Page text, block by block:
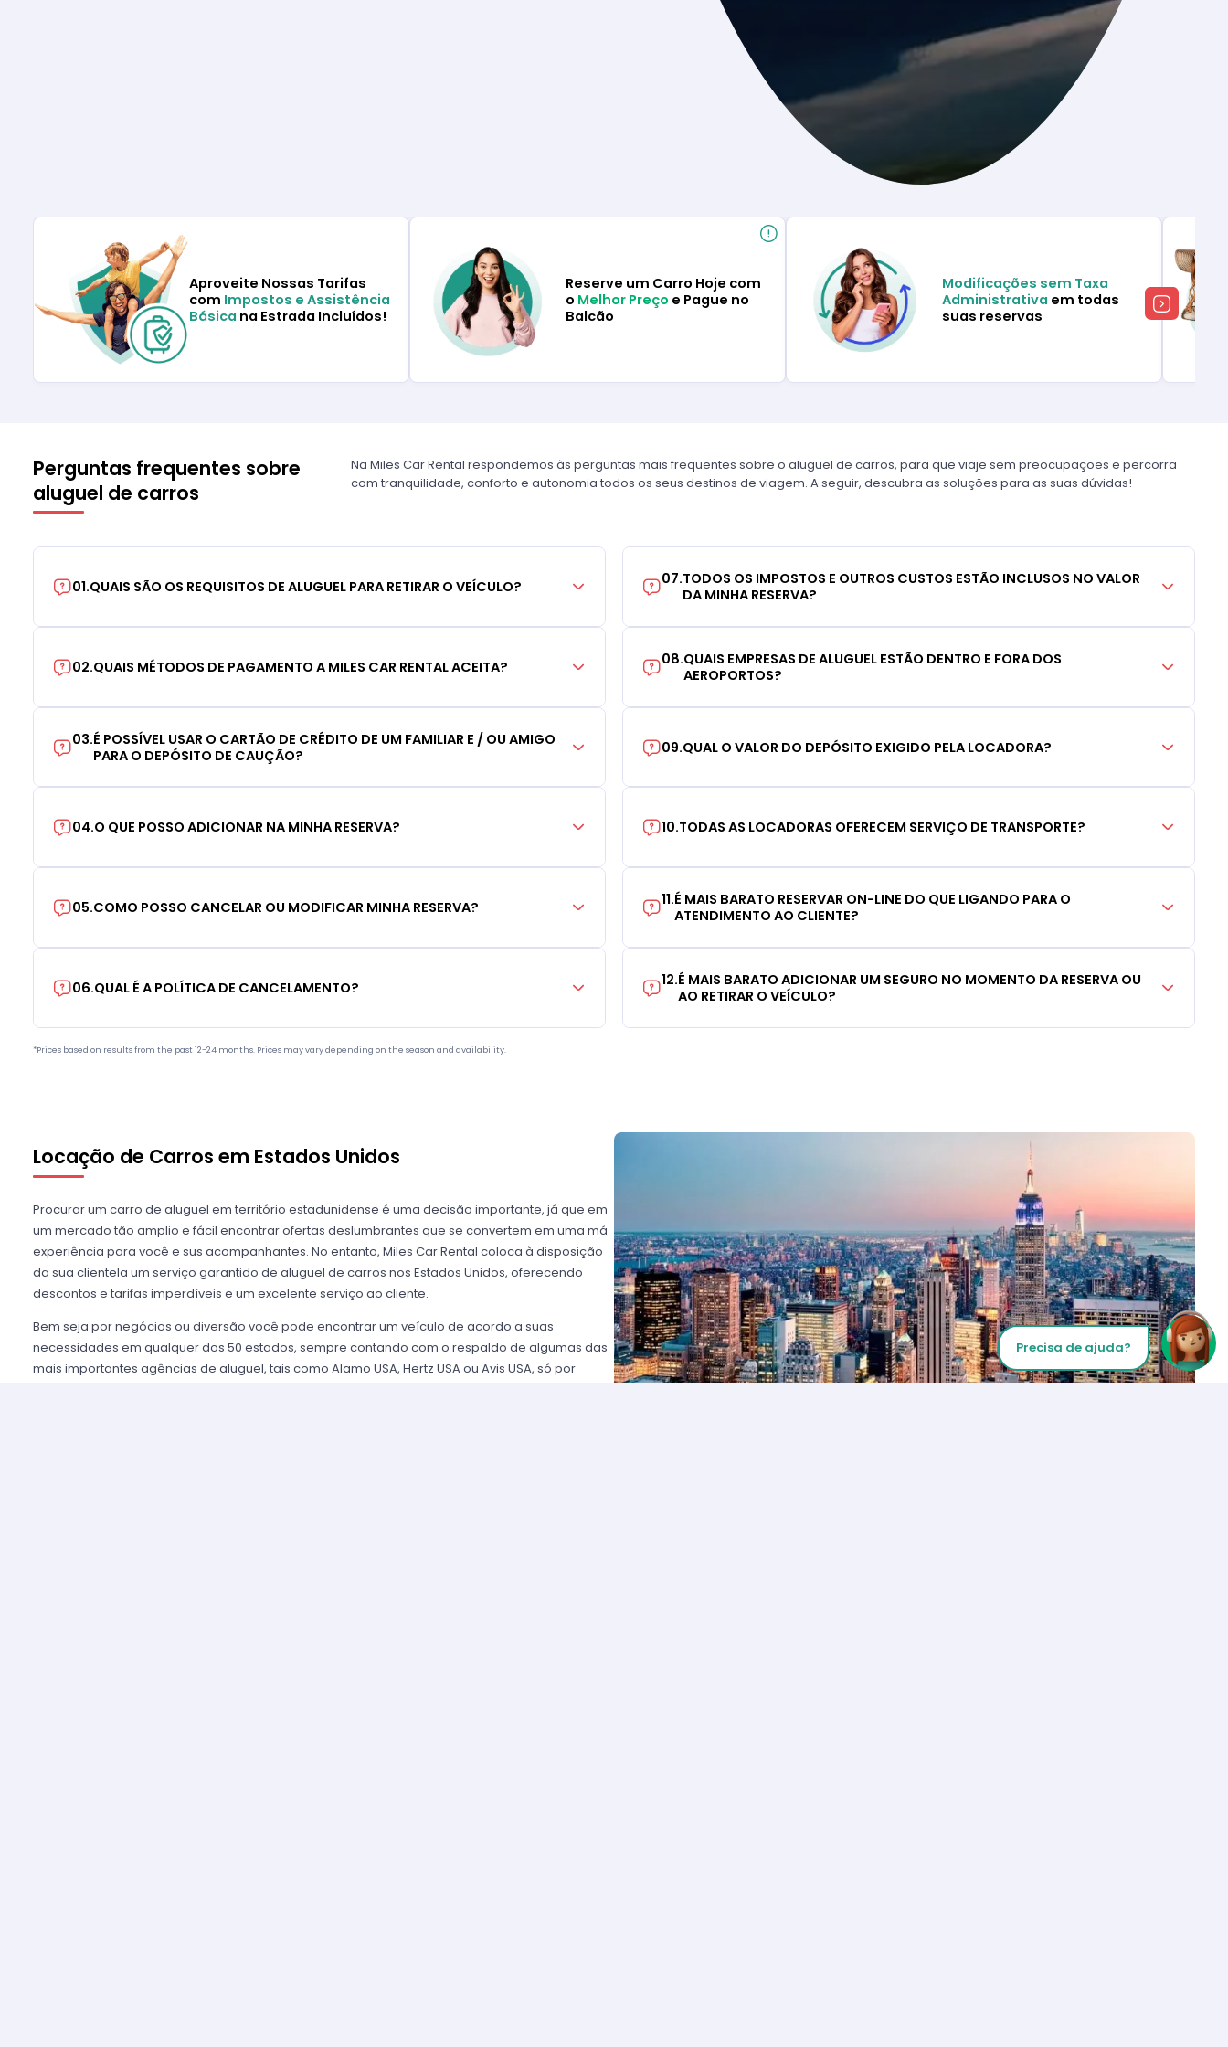
Aproveite Nossas Tarifas
com Impostos e Assistência
Básica na Estrada Incluídos!
Reserve um Carro Hoje com
o Melhor Preço e Pague no
Balcão
Modificações sem Taxa
Administrativa em todas
suas reservas
Perguntas frequentes sobre
aluguel de carros
Na Miles Car Rental respondemos às perguntas mais frequentes sobre o aluguel de carros, para que viaje sem preocupações e percorra
com tranquilidade, conforto e autonomia todos os seus destinos de viagem. A seguir, descubra as soluções para as suas dúvidas!
01.QUAIS SÃO OS REQUISITOS DE ALUGUEL PARA RETIRAR O VEÍCULO?
02.QUAIS MÉTODOS DE PAGAMENTO A MILES CAR RENTAL ACEITA?
03.É POSSÍVEL USAR O CARTÃO DE CRÉDITO DE UM FAMILIAR E / OU AMIGO
PARA O DEPÓSITO DE CAUÇÃO?
04.O QUE POSSO ADICIONAR NA MINHA RESERVA?
05.COMO POSSO CANCELAR OU MODIFICAR MINHA RESERVA?
06.QUAL É A POLÍTICA DE CANCELAMENTO?
07.TODOS OS IMPOSTOS E OUTROS CUSTOS ESTÃO INCLUSOS NO VALOR
DA MINHA RESERVA?
08.QUAIS EMPRESAS DE ALUGUEL ESTÃO DENTRO E FORA DOS
AEROPORTOS?
09.QUAL O VALOR DO DEPÓSITO EXIGIDO PELA LOCADORA?
10.TODAS AS LOCADORAS OFERECEM SERVIÇO DE TRANSPORTE?
11.É MAIS BARATO RESERVAR ON-LINE DO QUE LIGANDO PARA O
ATENDIMENTO AO CLIENTE?
12.É MAIS BARATO ADICIONAR UM SEGURO NO MOMENTO DA RESERVA OU
AO RETIRAR O VEÍCULO?
*Prices based on results from the past 12-24 months. Prices may vary depending on the season and availability.
Precisa de ajuda?
Locação de Carros em Estados Unidos
Procurar um carro de aluguel em território estadunidense é uma decisão importante, já que em
um mercado tão amplio e fácil encontrar ofertas deslumbrantes que se convertem em uma má
experiência para você e sus acompanhantes. No entanto, Miles Car Rental coloca à disposição
da sua clientela um serviço garantido de aluguel de carros nos Estados Unidos, oferecendo
descontos e tarifas imperdíveis e um excelente serviço ao cliente.
Bem seja por negócios ou diversão você pode encontrar um veículo de acordo a suas
necessidades em qualquer dos 50 estados, sempre contando com o respaldo de algumas das
mais importantes agências de aluguel, tais como Alamo USA, Hertz USA ou Avis USA, só por